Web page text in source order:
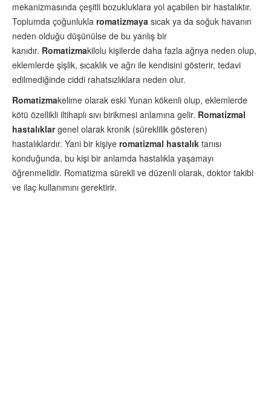
mekanizmasında çeşitli bozukluklara yol açabilen bir hastalıktır.
Toplumda çoğunlukla romatizmaya sıcak ya da soğuk havanın
neden olduğu düşünülse de bu yanlış bir
kanıdır. Romatizmakilolu kişilerde daha fazla ağrıya neden olup,
eklemlerde şişlik, sıcaklık ve ağrı ile kendisini gösterir, tedavi
edilmediğinde ciddi rahatsızlıklara neden olur.
Romatizmakelime olarak eski Yunan kökenli olup, eklemlerde
kötü özellikli iltihaplı sıvı birikmesi anlamına gelir. Romatizmal
hastalıklar genel olarak kronik (süreklilik gösteren)
hastalıklardır. Yani bir kişiye romatizmal hastalık tanısı
konduğunda, bu kişi bir anlamda hastalıkla yaşamayı
öğrenmelidir. Romatizma sürekli ve düzenli olarak, doktor takibi
ve ilaç kullanımını gerektirir.